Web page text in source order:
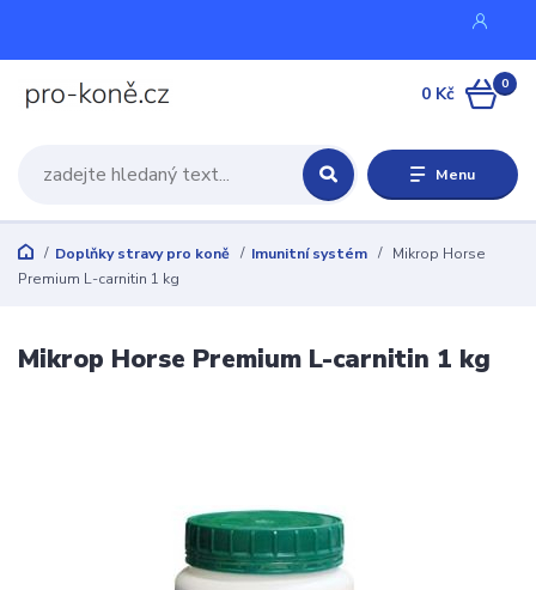
Menu
0
0 Kč
Doplňky stravy pro koně Imunitní systém
Mikrop Horse
Premium L-carnitin 1 kg
Mikrop Horse Premium L-carnitin 1 kg